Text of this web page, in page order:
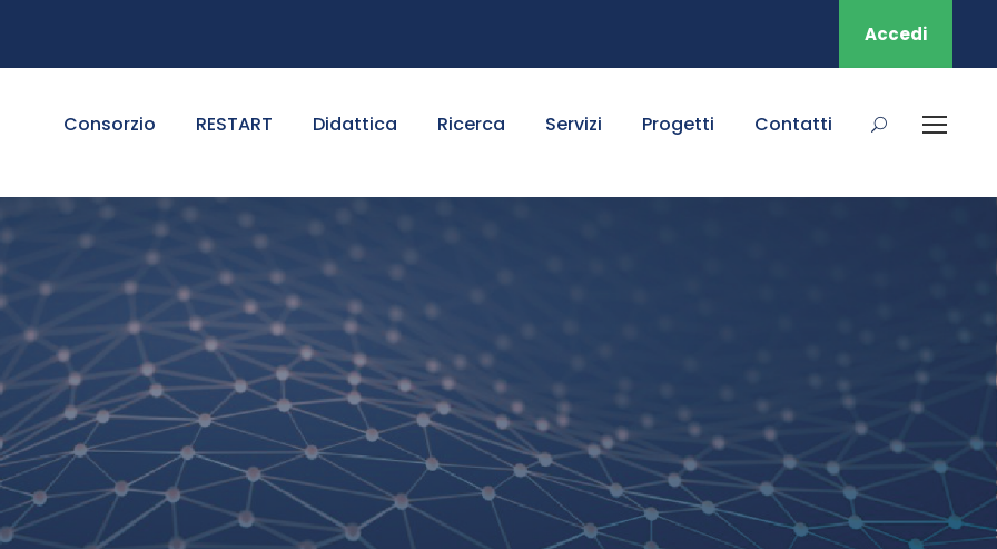
Accedi
Consorzio RESTART Didattica Ricerca Servizi Progetti Contatti